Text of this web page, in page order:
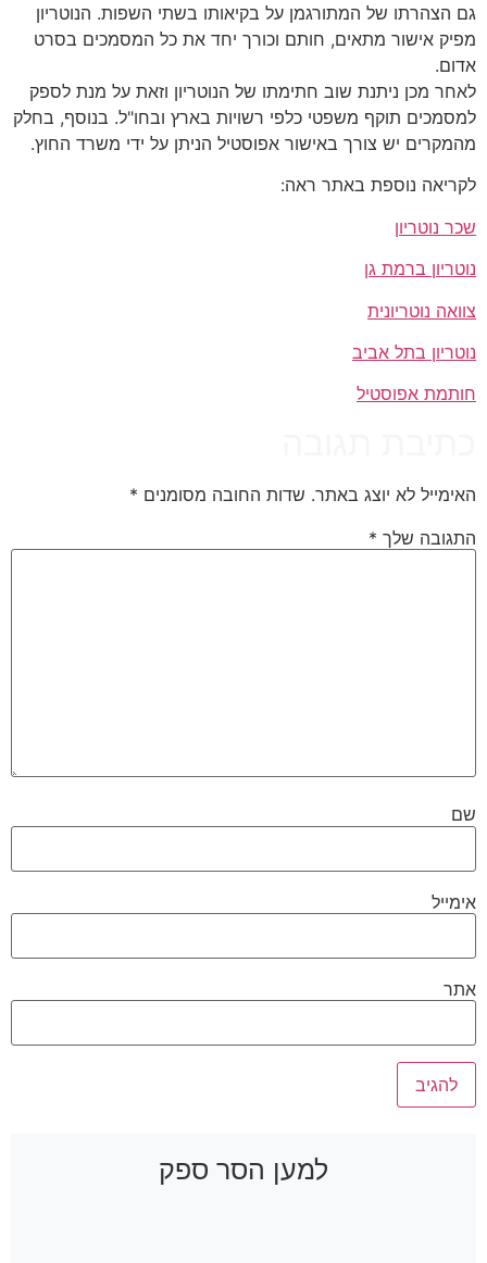
גם הצהרתו של המתורגמן על בקיאותו בשתי השפות. הנוטריון
מפיק אישור מתאים, חותם וכורך יחד את כל המסמכים בסרט
אדום.
לאחר מכן ניתנת שוב חתימתו של הנוטריון וזאת על מנת לספק
למסמכים תוקף משפטי כלפי רשויות בארץ ובחו"ל. בנוסף, בחלק
מהמקרים יש צורך באישור אפוסטיל הניתן על ידי משרד החוץ.
לקריאה נוספת באתר ראה:
שכר נוטריון
נוטריון ברמת גן
צוואה נוטריונית
נוטריון בתל אביב
חותמת אפוסטיל
האימייל לא יוצג באתר. שדות החובה מסומנים *
התגובה שלך *
שם
אימייל
אתר
למען הסר ספק